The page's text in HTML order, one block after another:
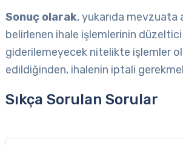
Sonuç olarak, yukarıda mevzuata
belirlenen ihale işlemlerinin
giderilemeyecek nitelikte işlemler
edildiğinden, ihalenin iptali
Sıkça Sorulan Sorular